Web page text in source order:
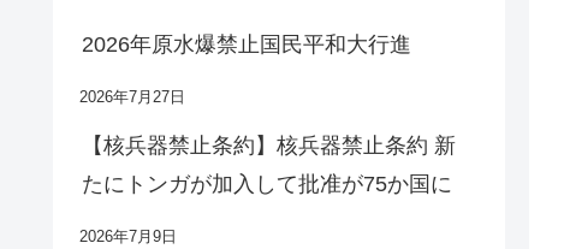
2026年原水爆禁止国民平和大行進
2026年7月27日
【核兵器禁止条約】核兵器禁止条約 新
たにトンガが加入して批准が75か国に
2026年7月9日